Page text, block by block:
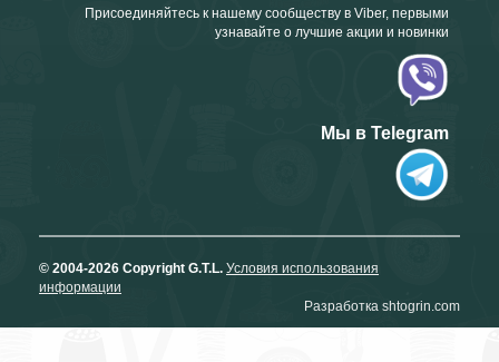
Присоединяйтесь к нашему сообществу в Viber, первыми
узнавайте о лучшие акции и новинки
Мы в Telegram
© 2004-2026 Copyright G.T.L. Условия использования
информации
Разработка shtogrin.com